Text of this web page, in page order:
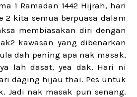
1 Ramadan 1442 Hijrah, hari
kita semua berpuasa dalam
membiasakan diri dengan
kawasan yang dibenarkan
dah pening apa nak masak,
lah dasat, yea dak. Hari ni
daging hijau thai. Pes untuk
Jadi nak masak pun senang.